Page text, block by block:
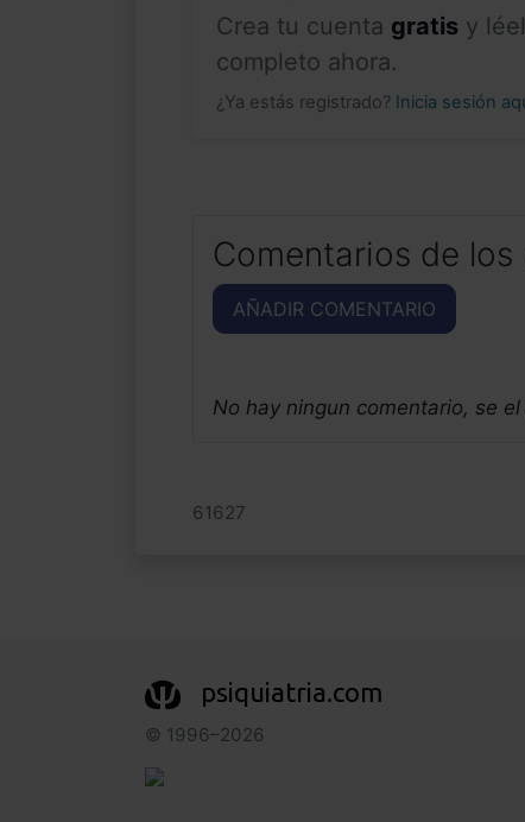
Crea tu cuenta gratis y
completo ahora.
¿Ya estás registrado? Inicia sesión
Comentarios de los
AÑADIR COMENTARIO
No hay ningun comentario, se
61627
psiquiatria.com
© 1996–2026